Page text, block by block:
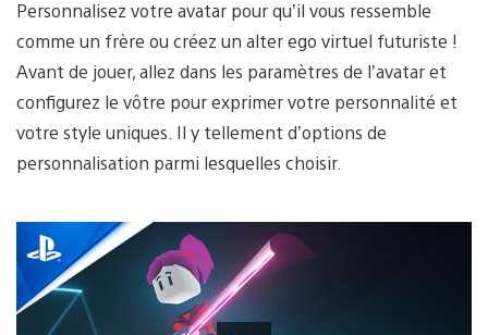
Personnalisez votre avatar pour qu’il vous ressemble
comme un frère ou créez un alter ego virtuel futuriste !
Avant de jouer, allez dans les paramètres de l’avatar et
configurez le vôtre pour exprimer votre personnalité et
votre style uniques. Il y tellement d’options de
personnalisation parmi lesquelles choisir.